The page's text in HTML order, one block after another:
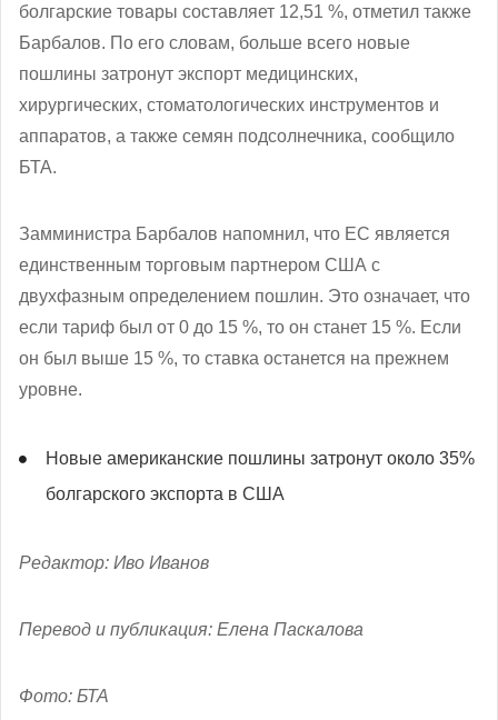
болгарские товары составляет 12,51 %, отметил также
Барбалов. По его словам, больше всего новые
пошлины затронут экспорт медицинских,
хирургических, стоматологических инструментов и
аппаратов, а также семян подсолнечника, сообщило
БТА.
Замминистра Барбалов напомнил, что ЕС является
единственным торговым партнером США с
двухфазным определением пошлин. Это означает, что
если тариф был от 0 до 15 %, то он станет 15 %. Если
он был выше 15 %, то ставка останется на прежнем
уровне.
Новые американские пошлины затронут около 35%
болгарского экспорта в США
Редактор: Иво Иванов
Перевод и публикация: Елена Паскалова
Фото: БТА